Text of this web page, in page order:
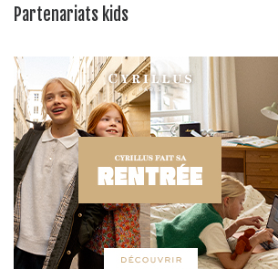
Partenariats kids